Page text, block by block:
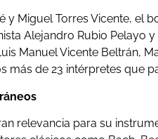
y Miguel Torres Vicente, el
Alejandro Rubio Pelayo
Manuel Vicente Beltrán,
más de 23 intérpretes que
relevancia para su